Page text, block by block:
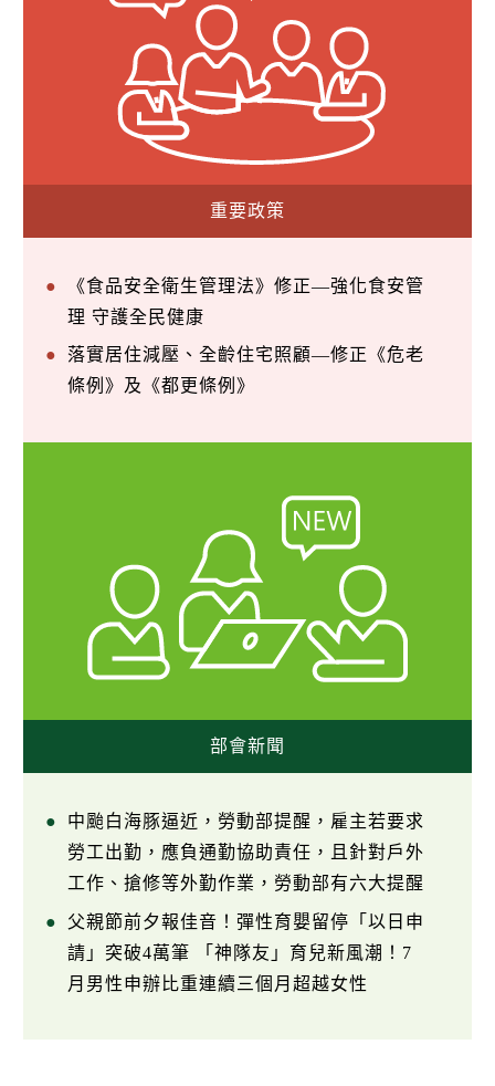
重要政策
《食品安全衛生管理法》修正—強化食安管
理 守護全民健康
落實居住減壓、全齡住宅照顧—修正《危老
條例》及《都更條例》
部會新聞
中颱白海豚逼近，勞動部提醒，雇主若要求
勞工出勤，應負通勤協助責任，且針對戶外
工作、搶修等外勤作業，勞動部有六大提醒
父親節前夕報佳音！彈性育嬰留停「以日申
請」突破4萬筆 「神隊友」育兒新風潮！7
月男性申辦比重連續三個月超越女性